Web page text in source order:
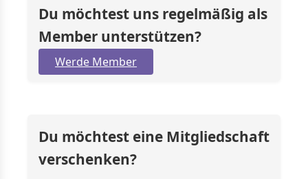
Du möchtest uns regelmäßig als
Member unterstützen?
Werde Member
Du möchtest eine Mitgliedschaft
verschenken?